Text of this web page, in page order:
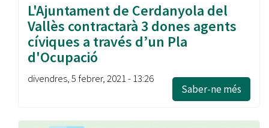
L'Ajuntament de Cerdanyola del
Vallès contractarà 3 dones agents
cíviques a través d’un Pla
d'Ocupació
divendres, 5 febrer, 2021 - 13:26
Saber-ne més